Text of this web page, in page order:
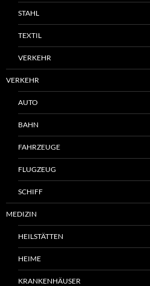
STAHL
TEXTIL
VERKEHR
VERKEHR
AUTO
BAHN
FAHRZEUGE
FLUGZEUG
SCHIFF
MEDIZIN
HEILSTÄTTEN
HEIME
KRANKENHÄUSER